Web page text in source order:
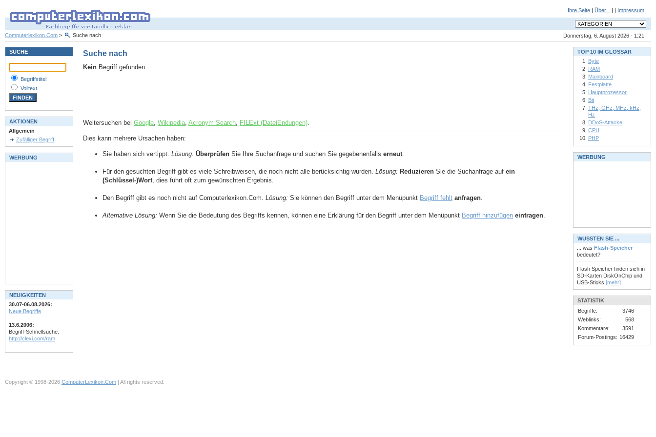
Ihre Seite | Über... | | Impressum
Donnerstag, 6. August 2026 - 1:21
Computerlexikon.Com > Suche nach
Suche nach
Kein Begriff gefunden.
Weitersuchen bei Google, Wikipedia, Acronym Search, FILExt (DateiEndungen).
Dies kann mehrere Ursachen haben:
Sie haben sich vertippt. Lösung: Überprüfen Sie Ihre Suchanfrage und suchen Sie gegebenenfalls erneut
Für den gesuchten Begriff gibt es viele Schreibweisen, die noch nicht alle berücksichtig wurden. Lösung: Reduzieren Sie die Suchanfrage auf ein
(Schlüssel-)Wort , dies führt oft zum gewünschten Ergebnis.
Den Begriff gibt es noch nicht auf Computerlexikon.Com. Lösung: Sie können den Begriff unter dem Menüpunkt Begriff fehlt anfragen
Alternative Lösung: Wenn Sie die Bedeutung des Begriffs kennen, können eine Erklärung für den Begriff unter dem Menüpunkt Begriff hinzufügen eintragen
SUCHE
Begriffstitel
Volltext
AKTIONEN
Allgemein
Zufälliger Begriff
WERBUNG
NEUIGKEITEN
30.07-06.08.2026:
Neue Begriffe
13.6.2006:
Begriff-Schnellsuche:
http://clexi.com/ram
TOP 10 IM GLOSSAR
Byte
RAM
Mainboard
Festplatte
Hauptprozessor
Bit
THz, GHz, MHz, kHz,
Hz
DDoS-Attacke
CPU
PHP
WERBUNG
WUSSTEN SIE ...
... was Flash-Speicher
bedeutet?
Flash Speicher finden sich in
SD-Karten DiskOnChip und
USB-Sticks [mehr]
STATISTIK
Begriffe:
3746
Weblinks:
568
Kommentare:
3591
Forum-Postings: 16429
Copyright © 1998-2026 ComputerLexikon.Com | All rights reserved.